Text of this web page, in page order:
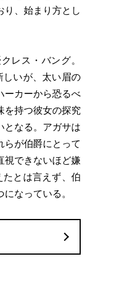
り、始まり方とし
レス・バング。
いが、太い眉の
ーカーから恐るべ
を持つ彼女の探究
となる。アガサは
らが伯爵にとって
視できないほど嫌
とは言えず、伯
なっている。